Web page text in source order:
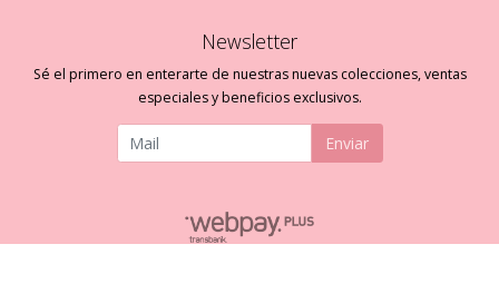
Newsletter
Sé el primero en enterarte de nuestras nuevas colecciones, ventas
especiales y beneficios exclusivos.
Enviar